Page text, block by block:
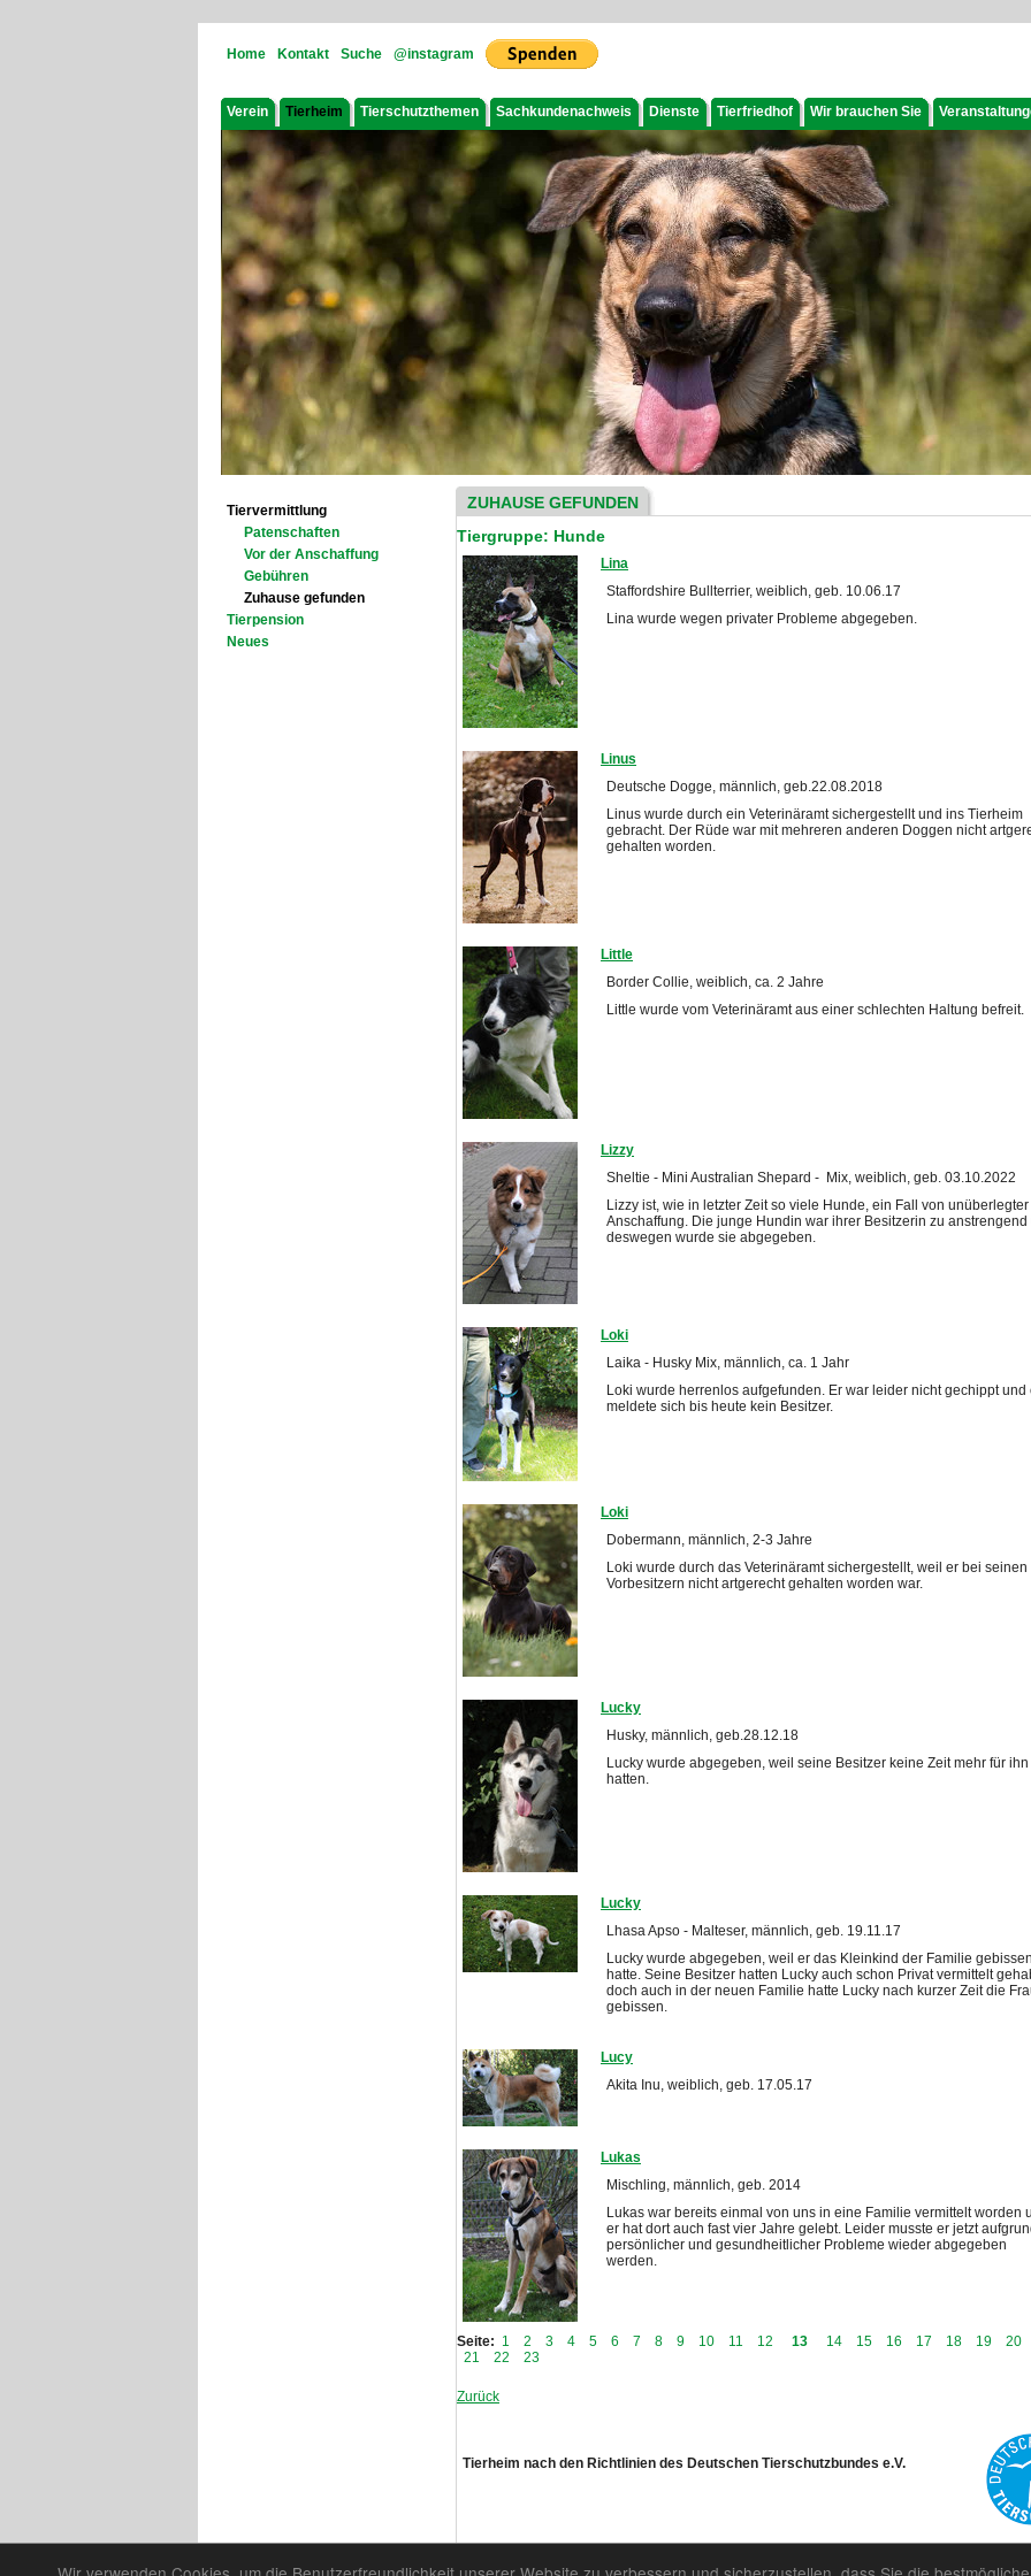
Home Kontakt Suche @instagram
Verein Tierheim Tierschutzthemen Sachkundenachweis Dienste Tierfriedhof Wir brauchen Sie
Tiervermittlung
Patenschaften
Vor der Anschaffung
Gebühren
Zuhause gefunden
Tierpension
Neues
ZUHAUSE GEFUNDEN
Tiergruppe: Hunde
Lina
Staffordshire Bullterrier, weiblich, geb. 10.06.17
Lina wurde wegen privater Probleme abgegeben.
Linus
Deutsche Dogge, männlich, geb.22.08.2018
Linus wurde durch ein Veterinäramt sichergestellt und ins Tierheim
gebracht. Der Rüde war mit mehreren anderen Doggen nicht
gehalten worden.
Little
Border Collie, weiblich, ca. 2 Jahre
Little wurde vom Veterinäramt aus einer schlechten Haltung befreit.
Lizzy
Sheltie - Mini Australian Shepard - Mix, weiblich, geb. 03.10.2022
Lizzy ist, wie in letzter Zeit so viele Hunde, ein Fall von unüberlegter
Anschaffung. Die junge Hundin war ihrer Besitzerin zu anstrengend
deswegen wurde sie abgegeben.
Loki
Laika - Husky Mix, männlich, ca. 1 Jahr
Loki wurde herrenlos aufgefunden. Er war leider nicht gechippt und
meldete sich bis heute kein Besitzer.
Loki
Dobermann, männlich, 2-3 Jahre
Loki wurde durch das Veterinäramt sichergestellt, weil er bei seinen
Vorbesitzern nicht artgerecht gehalten worden war.
Lucky
Husky, männlich, geb.28.12.18
Lucky wurde abgegeben, weil seine Besitzer keine Zeit mehr für ihn
hatten.
Lucky
Lhasa Apso - Malteser, männlich, geb. 19.11.17
Lucky wurde abgegeben, weil er das Kleinkind der Familie gebissen
hatte. Seine Besitzer hatten Lucky auch schon Privat vermittelt
doch auch in der neuen Familie hatte Lucky nach kurzer Zeit die
gebissen.
Lucy
Akita Inu, weiblich, geb. 17.05.17
Lukas
Mischling, männlich, geb. 2014
Lukas war bereits einmal von uns in eine Familie vermittelt worden
er hat dort auch fast vier Jahre gelebt. Leider musste er jetzt
persönlicher und gesundheitlicher Probleme wieder abgegeben
werden.
Seite: 1 2 3 4 5 6 7 8 9 10 11 12 13 14 15 16 17 18 19
20
21
22 23
Zurück
Tierheim nach den Richtlinien des Deutschen Tierschutzbundes e.V.